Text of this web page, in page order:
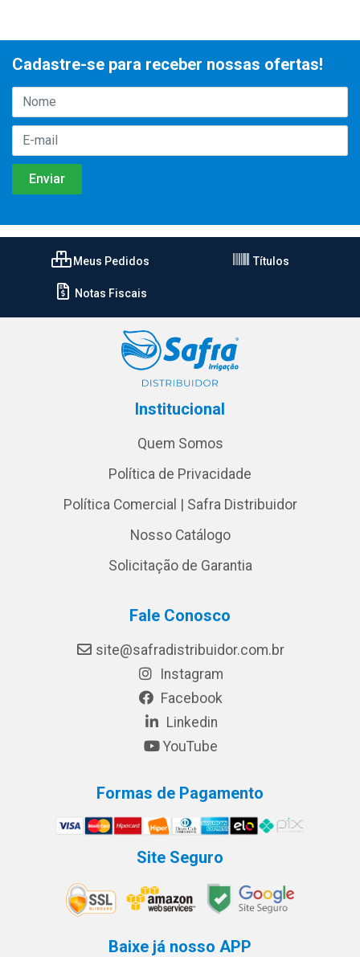
Cadastre-se para receber nossas ofertas!
Meus Pedidos Títulos
Notas Fiscais
Institucional
Quem Somos
Política de Privacidade
Política Comercial | Safra Distribuidor
Nosso Catálogo
Solicitação de Garantia
Fale Conosco
site@safradistribuidor.com.br
Instagram
Facebook
Linkedin
YouTube
Formas de Pagamento
Site Seguro
Baixe já nosso APP